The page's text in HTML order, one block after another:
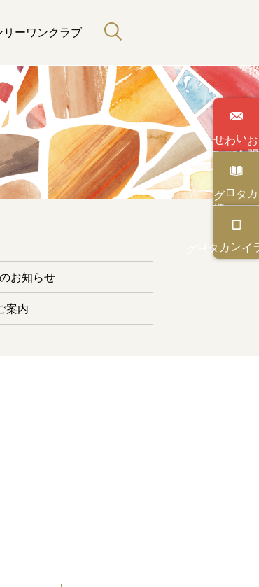
い
わせ
カタログ
オンライン
リーワンクラブ
お知らせ
案内